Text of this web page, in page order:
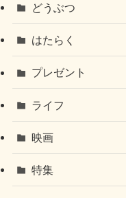
どうぶつ
はたらく
プレゼント
ライフ
映画
特集